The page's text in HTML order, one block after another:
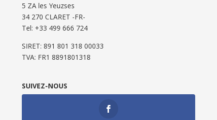
5 ZA les Yeuzses
34 270 CLARET -FR-
Tel: ‭+33 499 666 724‬
SIRET: 891 801 318 00033
TVA: FR1 8891801318
SUIVEZ-NOUS